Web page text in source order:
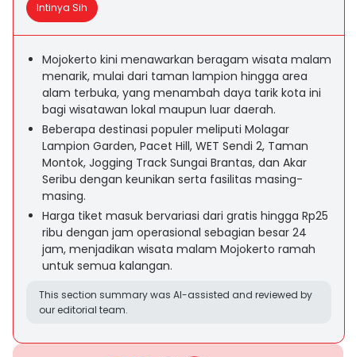
Intinya Sih
Mojokerto kini menawarkan beragam wisata malam
menarik, mulai dari taman lampion hingga area
alam terbuka, yang menambah daya tarik kota ini
bagi wisatawan lokal maupun luar daerah.
Beberapa destinasi populer meliputi Molagar
Lampion Garden, Pacet Hill, WET Sendi 2, Taman
Montok, Jogging Track Sungai Brantas, dan Akar
Seribu dengan keunikan serta fasilitas masing-
masing.
Harga tiket masuk bervariasi dari gratis hingga Rp25
ribu dengan jam operasional sebagian besar 24
jam, menjadikan wisata malam Mojokerto ramah
untuk semua kalangan.
This section summary was AI-assisted and reviewed by
our editorial team.